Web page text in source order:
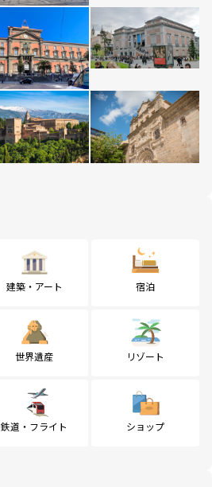
建築・アート 宿泊
世界遺産 リゾート
鉄道・フライト ショップ